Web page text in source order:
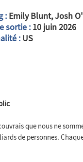
: Emily Blunt, Josh
sortie : 10 juin 2026
: US
que nous ne
de personnes.